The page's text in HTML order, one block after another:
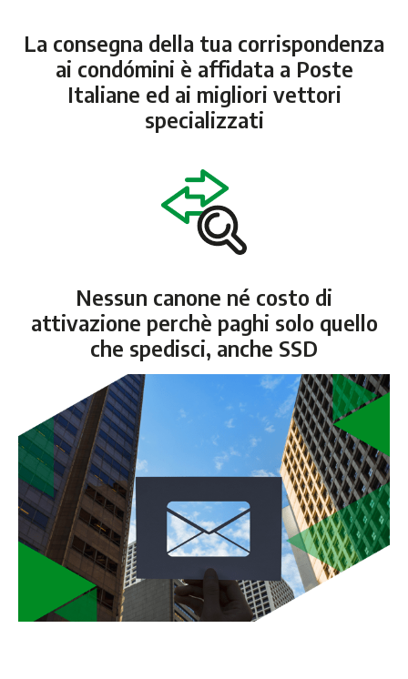
La consegna della tua corrispondenza
ai condómini è affidata a Poste
Italiane ed ai migliori vettori
specializzati
Nessun canone né costo di
attivazione perchè paghi solo quello
che spedisci, anche SSD